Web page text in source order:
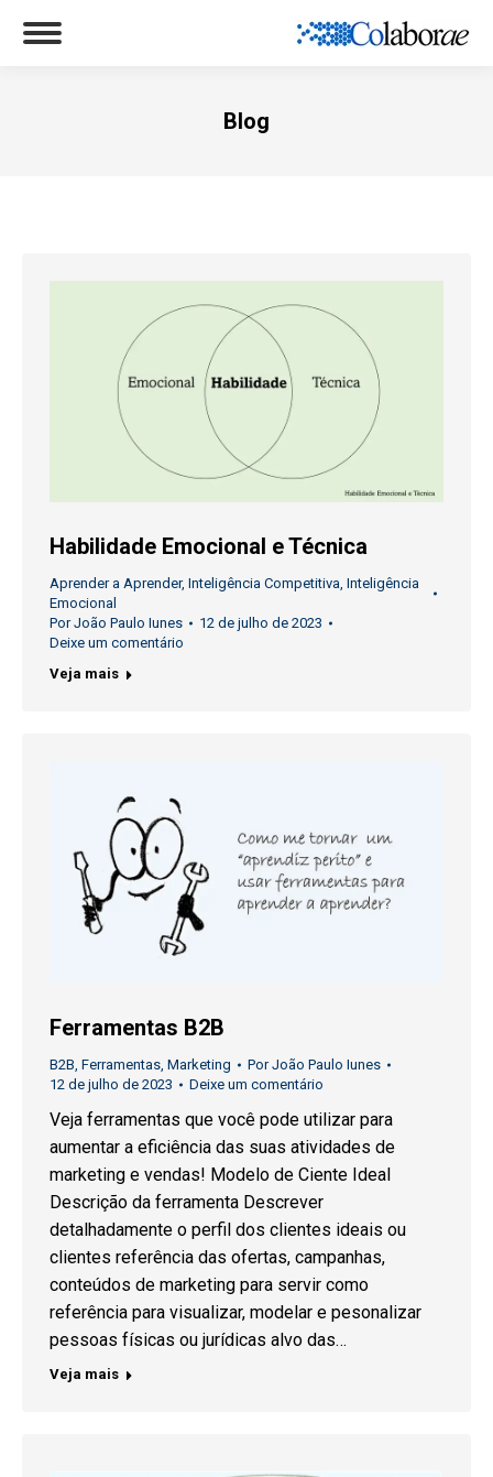
Blog
Habilidade Emocional e Técnica
Aprender a Aprender, Inteligência Competitiva, Inteligência
Emocional
PorJoão Paulo Iunes
12 de julho de 2023
Deixe um comentário
Veja mais
Ferramentas B2B
B2B Ferramentas Marketing PorJoão Paulo Iunes
12 de julho de 2023
Deixe um comentário
Veja ferramentas que você pode utilizar para
aumentar a eficiência das suas atividades de
marketing e vendas! Modelo de Ciente Ideal
Descrição da ferramenta Descrever
detalhadamente o perfil dos clientes ideais ou
clientes referência das ofertas, campanhas,
conteúdos de marketing para servir como
referência para visualizar, modelar e pesonalizar
pessoas físicas ou jurídicas alvo das…
Veja mais